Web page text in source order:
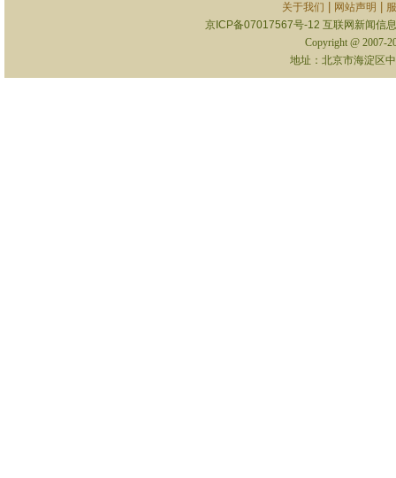
关于我们 网站声明
京ICP备07017567号-12 互联网新闻信
Copyright @ 2007-
地址：北京市海淀区